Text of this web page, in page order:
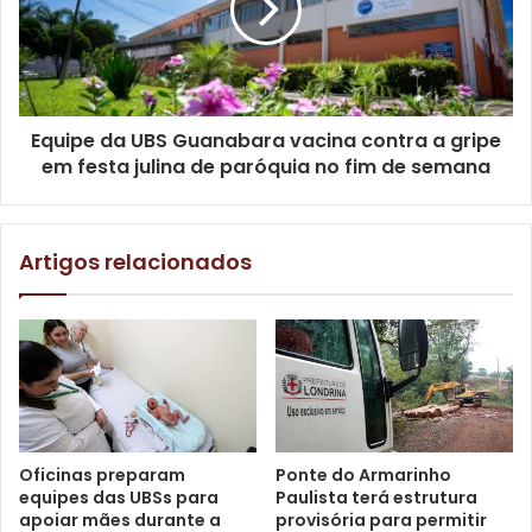
Os alunos receberam todos os materiais e, ainda no
outono, os uniformes de inverno. As crianças estão tendo
qualidade no ensino e merenda garantida”, destacou.
A prática pedagógica será realizada de forma remota, das
Equipe da UBS Guanabara vacina contra a gripe
em festa julina de paróquia no fim de semana
Artigos relacionados
Oficinas preparam
equipes das UBSs para
apoiar mães durante a
Ponte do Armarinho
Paulista terá estrutura
provisória para permitir